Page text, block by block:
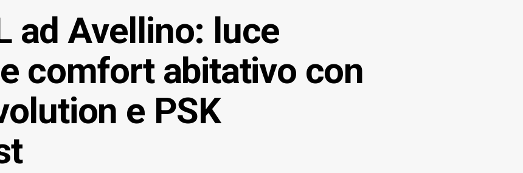
ad Avellino: luce
comfort abitativo con
e PSK